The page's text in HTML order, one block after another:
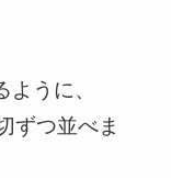
うに、
ずつ並べま